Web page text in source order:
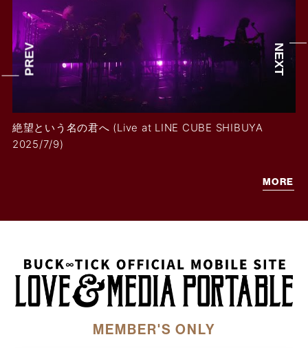
絶望という名の君へ (Live at LINE CUBE SHIBUYA
2025/7/9)
MORE
MEMBER'S ONLY